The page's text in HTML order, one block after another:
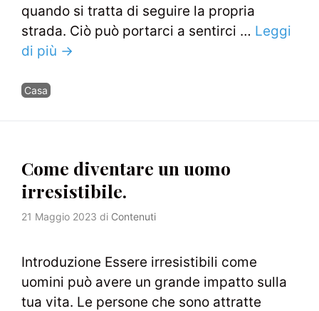
quando si tratta di seguire la propria
strada. Ciò può portarci a sentirci … Leggi
di più →
Categorie
Casa
Come diventare un uomo
irresistibile.
21 Maggio 2023 di Contenuti
Introduzione Essere irresistibili come
uomini può avere un grande impatto sulla
tua vita. Le persone che sono attratte